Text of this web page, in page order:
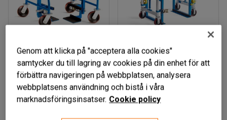
ALOPPAN
Möbeltransportör,
600kg, 4 länkhjul,
polyuretan
RÅNDEN
Möbeltransportör,
hydraulisk, 1800 kg
Art. nr 51740
Genom att klicka på "acceptera alla cookies"
samtycker du till lagring av cookies på din enhet för att
förbättra navigeringen på webbplatsen, analysera
webbplatsens användning och bistå i våra
marknadsföringsinsatser. Cookie policy